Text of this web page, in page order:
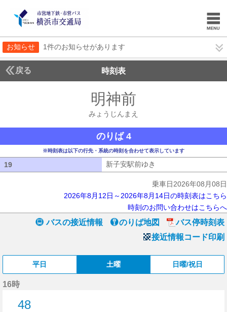
お知らせ 1件のお知らせがあります
戻る 時刻表
明神前
みょうじんまえ
のりば 4
※時刻表は以下の行先・系統の時刻を合わせて表示しています
19 新子安駅前ゆき
乗車日2026年08月08日
2026年8月12日～2026年8月14日の時刻表はこちら
時刻のお問い合わせはこちらへ
バスの接近情報 のりば地図
バス停時刻表
接近情報コード印刷
平日 土曜 日曜/祝日
16時
48